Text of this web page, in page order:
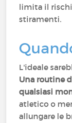
limita il
stiramenti.
L'ideale
Una routine
qualsiasi
atletico o
allungare le